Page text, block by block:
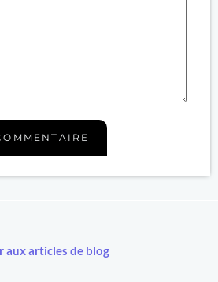
aux articles de blog